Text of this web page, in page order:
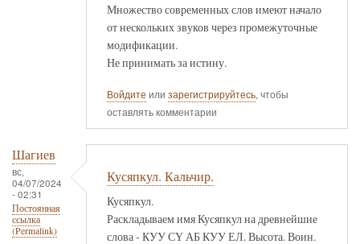
Множество современных слов имеют начало
от нескольких звуков через промежуточные
модификации.
Не принимать за истину.
Войдите или зарегистрируйтесь, чтобы
оставлять комментарии
Шагиев
вс,
04/07/2024
- 02:31
Постоянная
ссылка
(Permalink)
Кусяпкул. Кальчир.
Кусяпкул.
Раскладываем имя Кусяпкул на древнейшие
слова - КУУ СҮ АБ КУУ ЕЛ. Высота. Воин.